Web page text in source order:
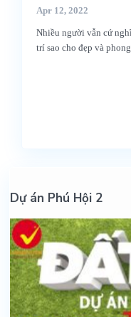
Apr 12, 2022
Nhiều người vẫn cứ
trí sao cho đẹp và
Dự án Phú Hội 2